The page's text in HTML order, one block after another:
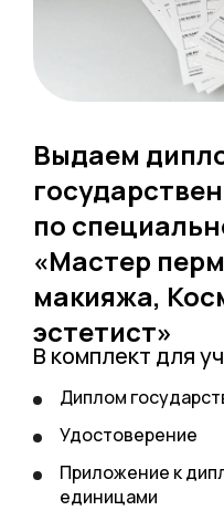
Приложение к
единицами
Удостоверение
Диплом
В комплект для
Выдаем
по
«Мастер
макияжа,
эстетист»